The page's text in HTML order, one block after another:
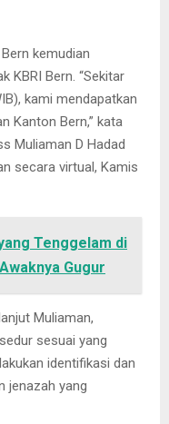
kemudian
KBRI Bern. “Sekitar
kami mendapatkan
Kanton Bern,” kata
Muliaman D Hadad
secara virtual, Kamis
Tenggelam di
Gugur
Muliaman,
sesuai yang
identifikasi dan
jenazah yang